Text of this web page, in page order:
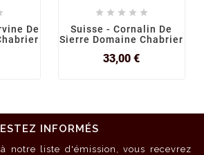
De
    
Suisse - Cornalin De
Sierre Domaine Chabrier
33,00 €Prix
INFORMÉS
notre liste d'émission, vous recevrez